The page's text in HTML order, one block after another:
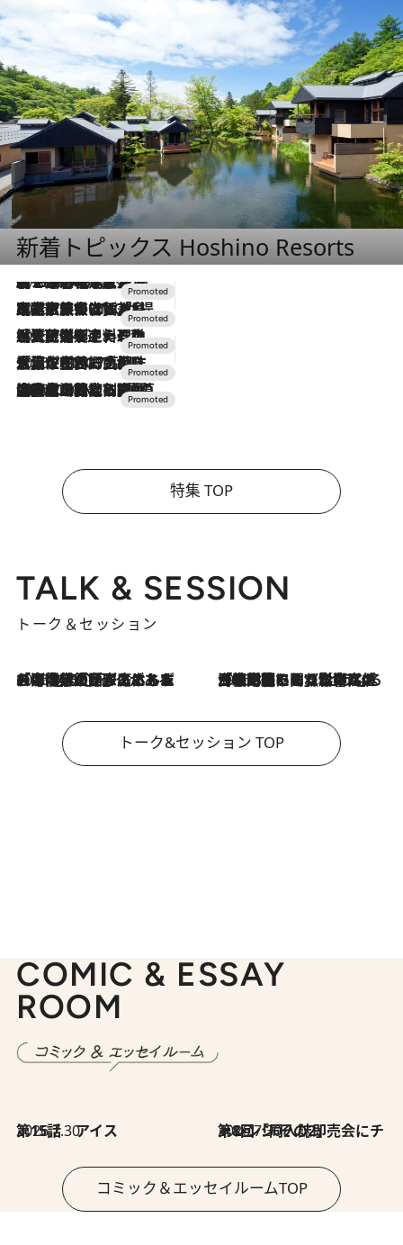
新着トピックス Hoshino Resorts
2026.8.7
【トンボの足水浴】ヒノキの香りに包まれて涼感マックス！約13℃の湧水かけ流しを避暑地「星野温泉 トンボの湯」で体験
2026.7.31
【ホテル帰省】という選択肢をOMOが提案。家族とほどよい距離を保つには「昼は実家、夜は気兼ねなくホテルで！」
2026.7.24
【夏限定ディナーコース】旬を迎える稚鮎や花ズッキーニなどをイタリア・トスカーナの郷土料理の手法で満喫！
2026.7.17
「土佐和ハーブかき氷」がOMO7高知に登場！生姜、山椒、大葉など目にも舌にも涼を呼ぶ郷土の味
2026.7.10
NEW OPEN！【界 草津】名湯の地に誕生。趣の異なる2種の温泉と上州ならではの会席・蕎麦割烹など美食を味わう究極の癒やし旅
特集 TOP
TALK & SESSION
トーク＆セッション
2026.8.3
「今後値上げがあるとすれば…」「リスクがあるのは今年の冬」エネルギー専門家が語る、ホルムズ海峡封鎖が家庭にもたらす“ある心配” 2026.8.3
「住宅建てられない…」「サーチャージ料の高値が続いている」ホルムズ海峡封鎖による影響はいつまで続く？《エネルギー専門家に聞く“どうなる日本の暮らし”》
トーク&セッション TOP
COMIC & ESSAY
ROOM
2026.7.30
第15話 アイス 2026.7.30
第8回「同人誌即売会にチャレンジ その2」
コミック＆エッセイルームTOP